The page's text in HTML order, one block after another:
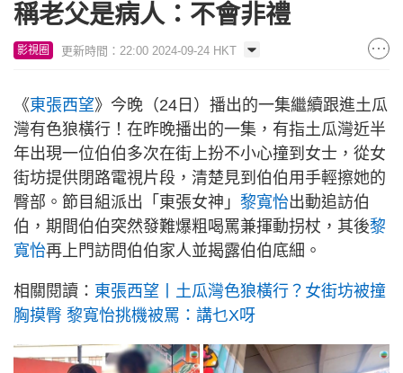
稱老父是病人：不會非禮
影視圈 更新時間：22:00 2024-09-24 HKT
《東張西望》今晚（24日）播出的一集繼續跟進土瓜
灣有色狼橫行！在昨晚播出的一集，有指土瓜灣近半
年出現一位伯伯多次在街上扮不小心撞到女士，從女
街坊提供閉路電視片段，清楚見到伯伯用手輕擦她的
臀部。節目組派出「東張女神」 黎寬怡出動追訪伯
伯，期間伯伯突然發難爆粗喝罵兼揮動拐杖，其後黎
寬怡再上門訪問伯伯家人並揭露伯伯底細。
相關閱讀： 東張西望丨土瓜灣色狼橫行？女街坊被撞
胸摸臀 黎寬怡挑機被罵：講乜X呀